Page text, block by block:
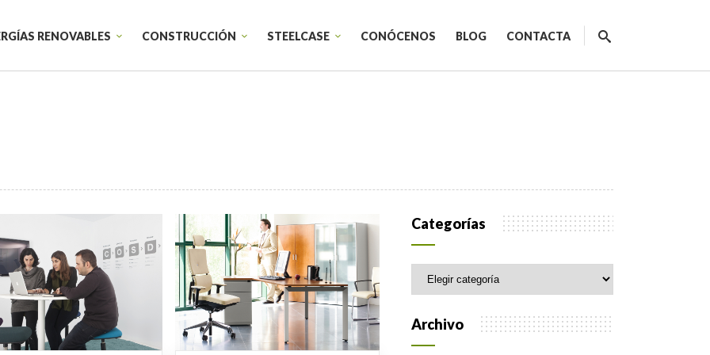
RENOVABLES CONSTRUCCIÓN STEELCASE
Sillones Lounge
Sillas de trabajo individual
Startups
Educación
Sanidad
Diseño de espacios de trabajo
Diseño corporativo
CONÓCENOS BLOG CONTACTA
Categorías
Categorías
Archivo